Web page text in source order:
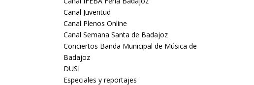
Canal Juventud
Canal Plenos Online
Canal Semana Santa de Badajoz
Conciertos Banda Municipal de Música de
Badajoz
DUSI
Especiales y reportajes